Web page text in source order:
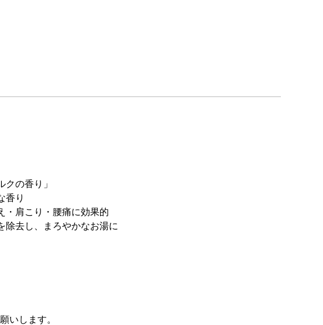
の香り」
香り
・肩こり・腰痛に効果的
除去し、まろやかなお湯に
いします。